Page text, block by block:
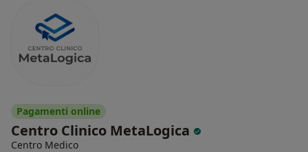
Pagamenti online
Centro Clinico MetaLogica
Centro Medico